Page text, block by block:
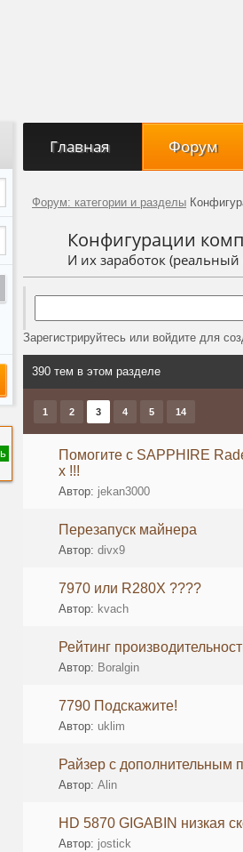
Главная Форум
Форум: категории и разделы
Конфигурации
И их заработок
Зарегистрируйтесь или войдите для
390 тем в этом разделе
1 2 3 4 5 14
Помогите с SAPPHIRE
x !!!
Автор: jekan3000
Перезапуск майнера
Автор: divx9
7970 или R280Х ????
Автор: kvach
Рейтинг
Автор: Boralgin
7790 Подскажите!
Автор: uklim
Райзер с дополнительным
Автор: Alin
HD 5870 GIGABIN низкая
Автор: jostick